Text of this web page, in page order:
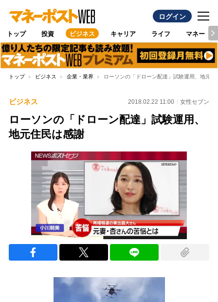
ログイン
トップ 投資 ビジネス キャリア ライフ マネー
トップ ビジネス 企業・業界 ローソンの「ドローン配達」試験運用、地元住
ビジネス 2018.02.22 11:00 女性セブン
ローソンの「ドローン配達」試験運用、
地元住民は感謝